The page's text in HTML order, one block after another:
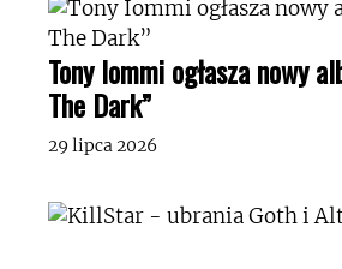
Tony Iommi ogłasza nowy
The Dark”
29 lipca 2026